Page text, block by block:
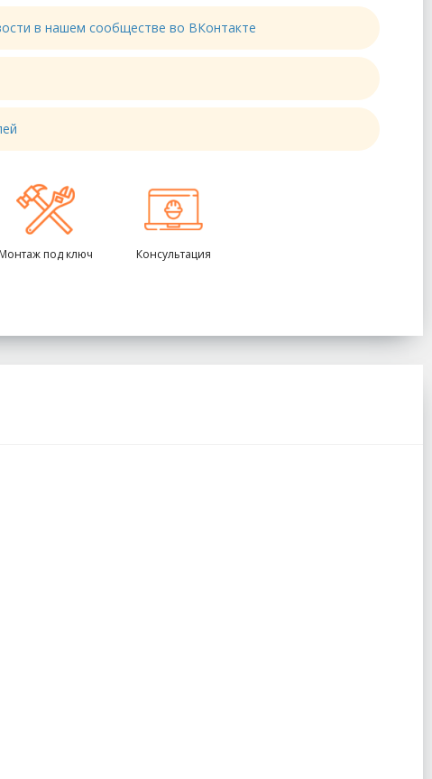
в нашем сообществе во ВКонтакте
Монтаж под ключ Консультация